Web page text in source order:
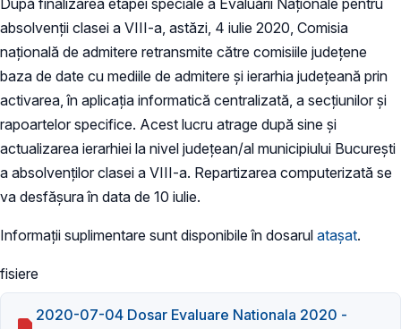
absolvenţii clasei a VIII-a, astăzi, 4 iulie 2020, Comisia
naţională de admitere retransmite către comisiile judeţene
baza de date cu mediile de admitere şi ierarhia judeţeană prin
activarea, în aplicaţia informatică centralizată, a secţiunilor şi
rapoartelor specifice. Acest lucru atrage după sine și
actualizarea ierarhiei la nivel județean/al municipiului București
a absolvenților clasei a VIII-a. Repartizarea computerizată se
va desfășura în data de 10 iulie.
Informații suplimentare sunt disponibile în dosarul atașat.
fisiere
2020-07-04 Dosar Evaluare Nationala 2020 -